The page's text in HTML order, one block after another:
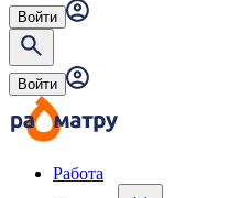
Войти
Войти
Работа